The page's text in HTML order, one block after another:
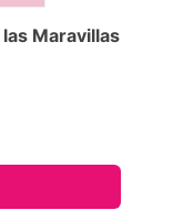
Maravillas